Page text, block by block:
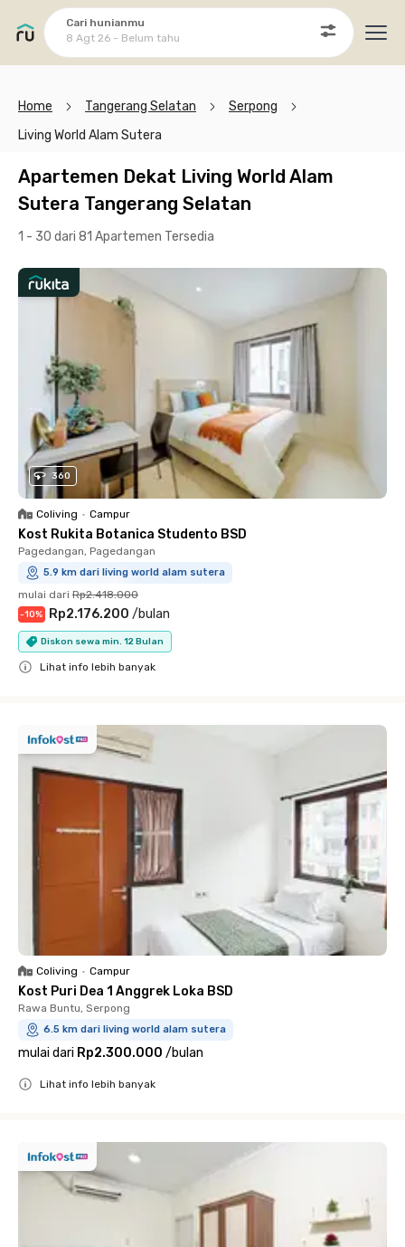
Cari hunianmu
8 Agt 26 - Belum tahu
Home Tangerang Selatan
Serpong
Living World Alam Sutera
Apartemen Dekat Living World Alam
Sutera Tangerang Selatan
1 - 30 dari 81 Apartemen Tersedia
360
Coliving • Campur
Kost Rukita Botanica Studento BSD
Pagedangan, Pagedangan
5.9 km dari living world alam sutera
mulai dari Rp2.418.000
-10% Rp2.176.200 /bulan
Diskon sewa min. 12 Bulan
Lihat info lebih banyak
Coliving • Campur
Kost Puri Dea 1 Anggrek Loka BSD
Rawa Buntu, Serpong
6.5 km dari living world alam sutera
mulai dari Rp2.300.000 /bulan
Lihat info lebih banyak